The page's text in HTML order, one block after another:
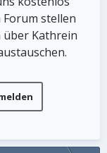
stellen
Kathrein